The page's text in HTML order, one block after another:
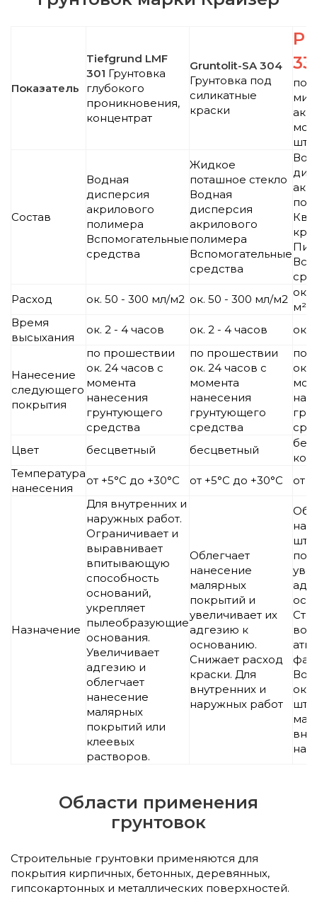
Показатель
Tiefgrund LMF
301 Грунтовка
глубокого
проникновения,
концентрат
Gruntolit-SA 304
Грунтовка под
силикатные
краски
под
Состав
Водная
дисперсия
акрилового
полимера
Вспомогательные
средства
Жидкое
поташное стекло
Водная
дисперсия
акрилового
полимера
Вспомогательные
средства
Расход
ок. 50 - 300 мл/м2 ок. 50 - 300 мл/м2
м²
Время
высыхания
ок. 2 - 4 часов ок. 2 - 4 часов ок.
Нанесение
следующего
покрытия
по прошествии
ок. 24 часов с
момента
нанесения
грунтующего
средства
по прошествии
ок. 24 часов с
момента
нанесения
грунтующего
средства
по
ок.
Цвет
бесцветный бесцветный
Температура
нанесения
от +5°С до +30°С от +5°С до +30°С от
Назначение
Для внутренних и
наружных работ.
Ограничивает и
выравнивает
впитывающую
способность
оснований,
укрепляет
пылеобразующие
основания.
Увеличивает
адгезию и
облегчает
нанесение
малярных
покрытий или
клеевых
растворов.
Облегчает
нанесение
малярных
покрытий и
увеличивает их
адгезию к
основанию.
Снижает расход
краски. Для
внутренних и
наружных работ
Области применения
грунтовок
Строительные грунтовки применяются для
покрытия кирпичных, бетонных, деревянных,
гипсокартонных и металлических поверхностей.